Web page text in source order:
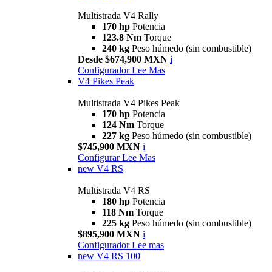
Multistrada V4 Rally
170 hp Potencia
123.8 Nm Torque
240 kg Peso húmedo (sin combustible)
Desde $674,900 MXN i
Configurador Lee Mas
V4 Pikes Peak
Multistrada V4 Pikes Peak
170 hp Potencia
124 Nm Torque
227 kg Peso húmedo (sin combustible)
$745,900 MXN i
Configurar Lee Mas
new V4 RS
Multistrada V4 RS
180 hp Potencia
118 Nm Torque
225 kg Peso húmedo (sin combustible)
$895,900 MXN i
Configurador Lee mas
new V4 RS 100